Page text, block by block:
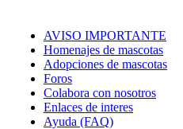
AVISO IMPORTANTE
Homenajes de mascotas
Adopciones de mascotas
Foros
Colabora con nosotros
Enlaces de interes
Ayuda (FAQ)